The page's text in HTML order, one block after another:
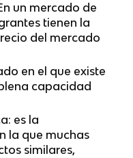
un mercado de
tienen la
del mercado
en el que existe
capacidad
es la
la que muchas
similares,